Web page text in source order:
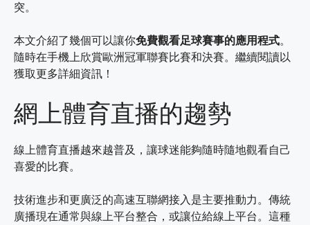
突。
本文介紹了幾個可以讓你免費觀看足球賽事的應用程式。
隨時在手機上欣賞歐洲冠軍聯賽比賽和決賽。繼續閱讀以
獲取更多詳細資訊！
網上體育直播的趨勢
線上體育直播越來越普及，讓球迷能夠隨時隨地觀看自己
喜愛的比賽。
技術進步和更廣泛的高速互聯網接入是主要推動力。傳統
廣播現在通常與線上平台整合，或讓位給線上平台。這種